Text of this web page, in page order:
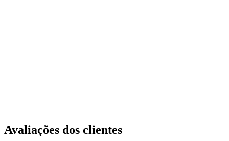
Avaliações dos clientes